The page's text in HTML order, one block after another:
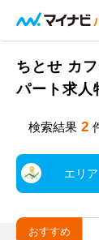
ちとせ カ
パート求人
検索結果 2
エリア
おすすめ